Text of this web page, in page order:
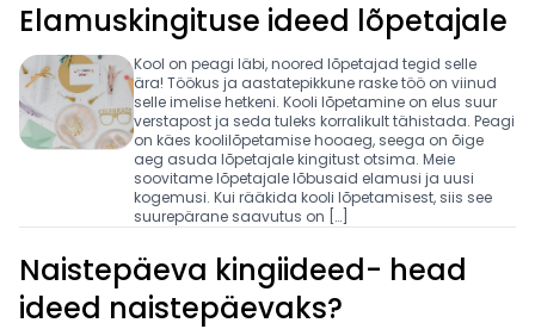
Elamuskingituse ideed lõpetajale
Kool on peagi läbi, noored lõpetajad tegid selle
ära! Töökus ja aastatepikkune raske töö on viinud
selle imelise hetkeni. Kooli lõpetamine on elus suur
verstapost ja seda tuleks korralikult tähistada. Peagi
on käes koolilõpetamise hooaeg, seega on õige
aeg asuda lõpetajale kingitust otsima. Meie
soovitame lõpetajale lõbusaid elamusi ja uusi
kogemusi. Kui rääkida kooli lõpetamisest, siis see
suurepärane saavutus on […]
Naistepäeva kingiideed- head
ideed naistepäevaks?